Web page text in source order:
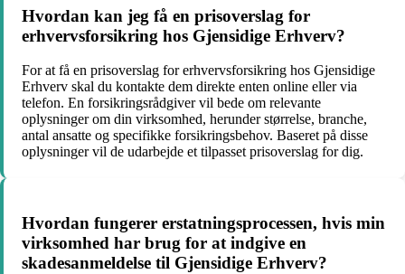
Hvordan kan jeg få en prisoverslag for
erhvervsforsikring hos Gjensidige Erhverv?
For at få en prisoverslag for erhvervsforsikring hos Gjensidige
Erhverv skal du kontakte dem direkte enten online eller via
telefon. En forsikringsrådgiver vil bede om relevante
oplysninger om din virksomhed, herunder størrelse, branche,
antal ansatte og specifikke forsikringsbehov. Baseret på disse
oplysninger vil de udarbejde et tilpasset prisoverslag for dig.
Hvordan fungerer erstatningsprocessen, hvis min
virksomhed har brug for at indgive en
skadesanmeldelse til Gjensidige Erhverv?